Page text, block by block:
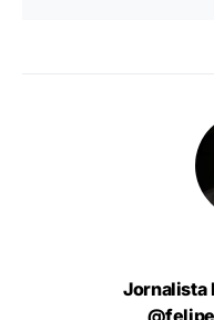
Jornalista